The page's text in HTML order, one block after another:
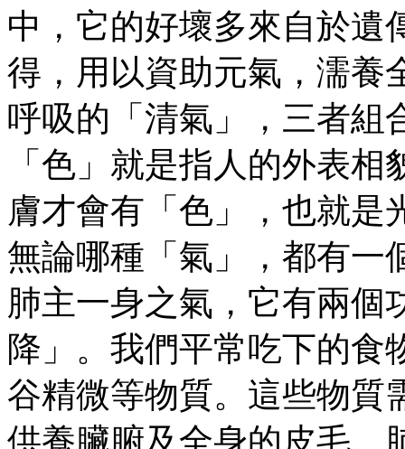
中，它的好壞多來自於遺
得，用以資助元氣，濡養
呼吸的「清氣」，三者組
「色」就是指人的外表
膚才會有「色」，也就是
無論哪種「氣」，都有一
肺主一身之氣，它有兩個
降」。我們平常吃下的食
谷精微等物質。這些物質
供養臟腑及全身的皮毛。